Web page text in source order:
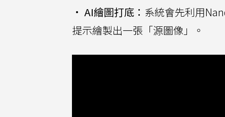
• AI繪圖打底： 系統會先利用
提示繪製出一張「源圖像」。